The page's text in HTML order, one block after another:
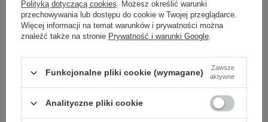
Polityką dotyczącą cookies. Możesz określić warunki
przechowywania lub dostępu do cookie w Twojej przeglądarce.
Więcej informacji na temat warunków i prywatności można
znaleźć także na stronie Prywatność i warunki Google.
Funkcjonalne pliki cookie (wymagane)
Zawsze
aktywne
Analityczne pliki cookie